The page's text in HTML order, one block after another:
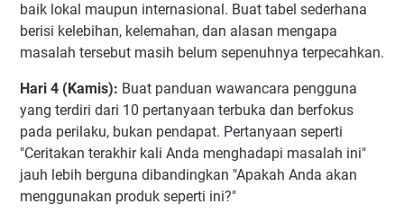
baik lokal maupun internasional. Buat tabel sederhana
berisi kelebihan, kelemahan, dan alasan mengapa
masalah tersebut masih belum sepenuhnya terpecahkan.
Hari 4 (Kamis): Buat panduan wawancara pengguna
yang terdiri dari 10 pertanyaan terbuka dan berfokus
pada perilaku, bukan pendapat. Pertanyaan seperti
"Ceritakan terakhir kali Anda menghadapi masalah ini"
jauh lebih berguna dibandingkan "Apakah Anda akan
menggunakan produk seperti ini?"